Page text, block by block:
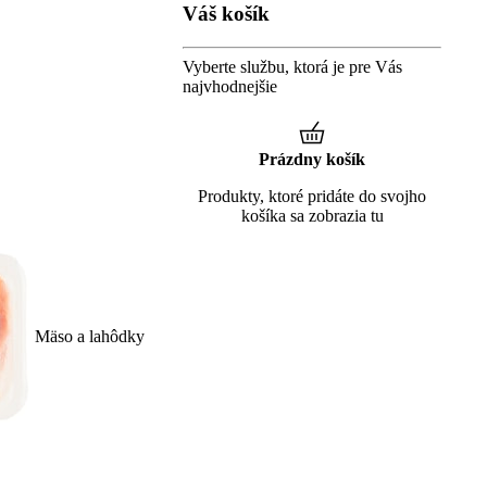
Mäso a lahôdky
Váš košík
Vyberte službu, ktorá je pre Vás
najvhodnejšie
Prázdny košík
Produkty, ktoré pridáte do svojho
košíka sa zobrazia tu